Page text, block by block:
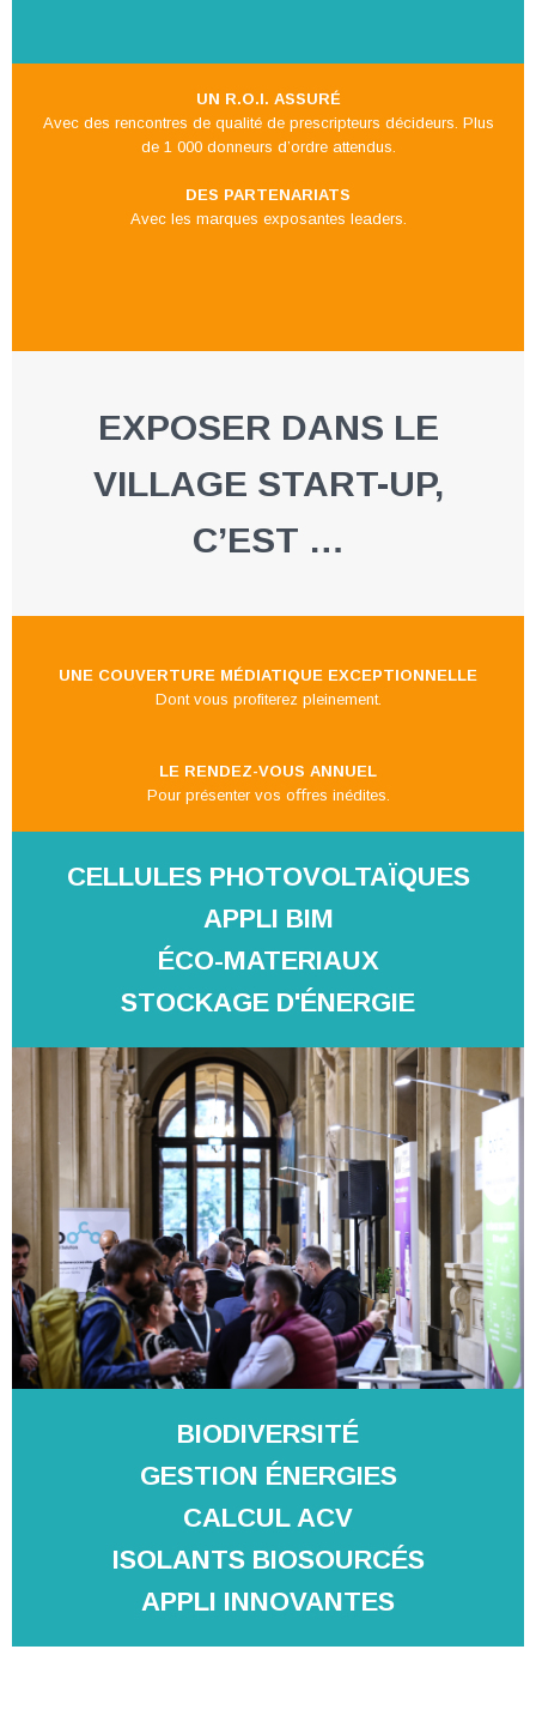
UN R.O.I. ASSURÉ
Avec des rencontres de qualité de prescripteurs décideurs. Plus
de 1 000 donneurs d’ordre attendus.
DES PARTENARIATS
Avec les marques exposantes leaders.
EXPOSER DANS LE
VILLAGE START-UP,
C’EST …
UNE COUVERTURE MÉDIATIQUE EXCEPTIONNELLE
Dont vous profiterez pleinement.
LE RENDEZ-VOUS ANNUEL
Pour présenter vos oﬀres inédites.
CELLULES PHOTOVOLTAÏQUES
APPLI BIM
ÉCO-MATERIAUX
STOCKAGE D'ÉNERGIE
BIODIVERSITÉ
GESTION ÉNERGIES
CALCUL ACV
ISOLANTS BIOSOURCÉS
APPLI INNOVANTES